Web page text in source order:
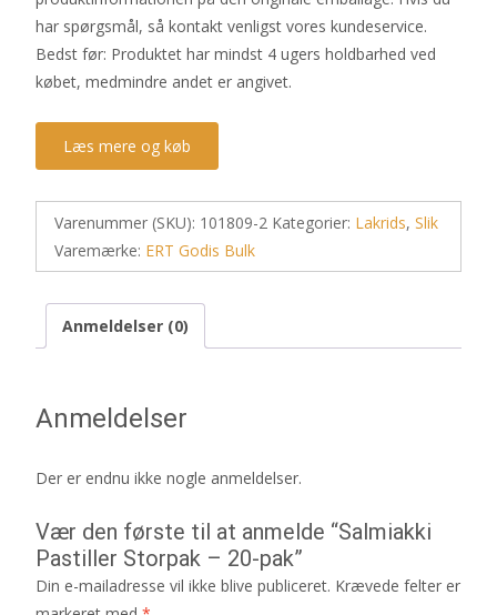
har spørgsmål, så kontakt venligst vores kundeservice.
Bedst før: Produktet har mindst 4 ugers holdbarhed ved
købet, medmindre andet er angivet.
Læs mere og køb
Varenummer (SKU): 101809-2 Kategorier: Lakrids, Slik
Varemærke: ERT Godis Bulk
Anmeldelser (0)
Anmeldelser
Der er endnu ikke nogle anmeldelser.
Vær den første til at anmelde “Salmiakki
Pastiller Storpak – 20-pak”
Din e-mailadresse vil ikke blive publiceret. Krævede felter er